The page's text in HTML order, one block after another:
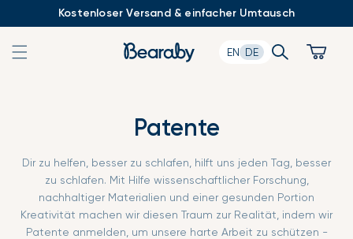
Kostenloser Versand & einfacher Umtausch
EN DE Search Cart
Patente
Dir zu helfen, besser zu schlafen, hilft uns jeden Tag, besser
zu schlafen. Mit Hilfe wissenschaftlicher Forschung,
nachhaltiger Materialien und einer gesunden Portion
Kreativität machen wir diesen Traum zur Realität, indem wir
Patente anmelden, um unsere harte Arbeit zu schützen -